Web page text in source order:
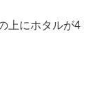
上にホタルが4